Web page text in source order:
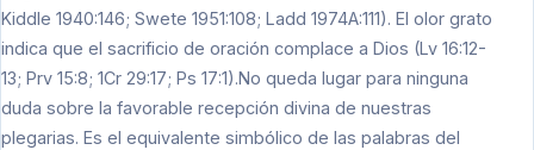
Kiddle 1940:146; Swete 1951:108; Ladd 1974A:111). El olor grato
indica que el sacrificio de oración complace a Dios (Lv 16:12-
13; Prv 15:8; 1Cr 29:17; Ps 17:1).No queda lugar para ninguna
duda sobre la favorable recepción divina de nuestras
plegarias. Es el equivalente simbólico de las palabras del